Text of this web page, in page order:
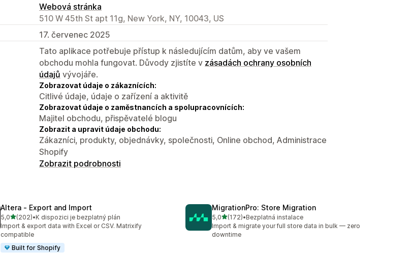
Webová stránka
510 W 45th St apt 11g, New York, NY, 10043, US
17. červenec 2025
Tato aplikace potřebuje přístup k následujícím datům, aby ve vašem
obchodu mohla fungovat. Důvody zjistíte v zásadách ochrany osobních
údajů vývojáře.
Zobrazovat údaje o zákaznících:
Citlivé údaje, údaje o zařízení a aktivitě
Zobrazovat údaje o zaměstnancích a spolupracovnících:
Majitel obchodu, přispěvatelé blogu
Zobrazit a upravit údaje obchodu:
Zákazníci, produkty, objednávky, společnosti, Online obchod, Administrace
Shopify
Zobrazit podrobnosti
Altera ‑ Export and Import
5,0z 5 hvězd
(202)
Celkový počet recenzí: 202
•K dispozici je bezplatný plán
Import & export data with Excel or CSV. Matrixify
compatible
Built for Shopify
MigrationPro: Store Migration
5,0z 5 hvězd
(172)
Celkový počet recenzí: 172
•Bezplatná instalace
Import & migrate your full store data in bulk — zero
downtime